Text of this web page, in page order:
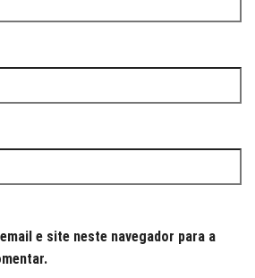
e site neste navegador para a